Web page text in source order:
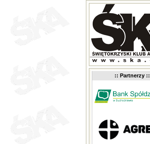
:: Partnerzy ::